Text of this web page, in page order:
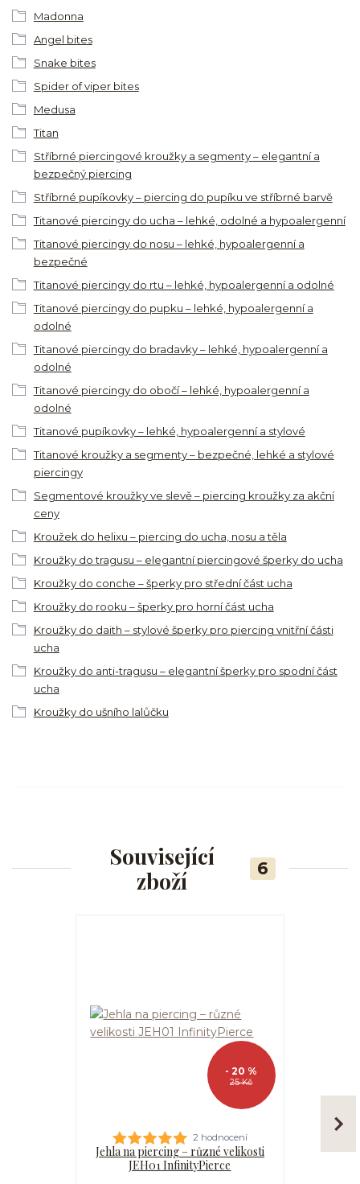
Madonna
Angel bites
Snake bites
Spider of viper bites
Medusa
Titan
Stříbrné piercingové kroužky a segmenty – elegantní a
bezpečný piercing
Stříbrné pupíkovky – piercing do pupíku ve stříbrné barvě
Titanové piercingy do ucha – lehké, odolné a hypoalergenní
Titanové piercingy do nosu – lehké, hypoalergenní a
bezpečné
Titanové piercingy do rtu – lehké, hypoalergenní a odolné
Titanové piercingy do pupku – lehké, hypoalergenní a
odolné
Titanové piercingy do bradavky – lehké, hypoalergenní a
odolné
Titanové piercingy do obočí – lehké, hypoalergenní a
odolné
Titanové pupíkovky – lehké, hypoalergenní a stylové
Titanové kroužky a segmenty – bezpečné, lehké a stylové
piercingy
Segmentové kroužky ve slevě – piercing kroužky za akční
ceny
Kroužek do helixu – piercing do ucha, nosu a těla
Kroužky do tragusu – elegantní piercingové šperky do ucha
Kroužky do conche – šperky pro střední část ucha
Kroužky do rooku – šperky pro horní část ucha
Kroužky do daith – stylové šperky pro piercing vnitřní části
ucha
Kroužky do anti-tragusu – elegantní šperky pro spodní část
ucha
Kroužky do ušního lalůčku
Související
zboží
6
25 Kč
- 20 %
2 hodnocení
Jehla na piercing – různé velikosti
JEH01 InfinityPierce